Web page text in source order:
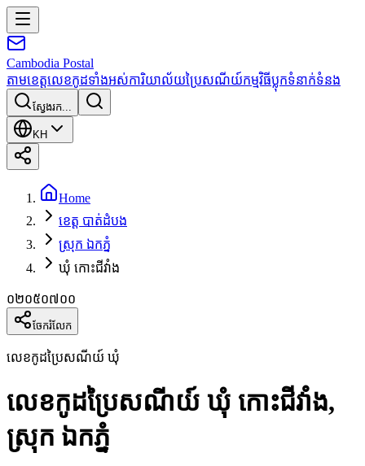
Cambodia Postal
តាមខេត្តលេខកូដទាំងអស់ការិយាល័យប្រៃសណីយ៍កម្មវិធីប្លុកទំនាក់ទំនង
ស្វែងរក...
KH
Home
ខេត្ត បាត់ដំបង
ស្រុក ឯកភ្នំ
ឃុំ កោះជីវាំង
០២០៥០៧០០
ចែករំលែក
លេខកូដប្រៃសណីយ៍ ឃុំ
លេខកូដប្រៃសណីយ៍ ឃុំ កោះជីវាំង,
ស្រុក ឯកភ្នំ